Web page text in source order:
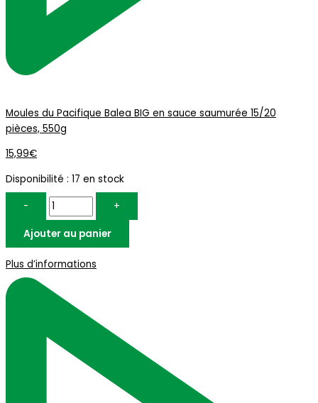
Moules du Pacifique Balea BIG en sauce saumurée 15/20
pièces, 550g
15,99€
Disponibilité : 17 en stock
-
+
Ajouter au panier
Plus d’informations